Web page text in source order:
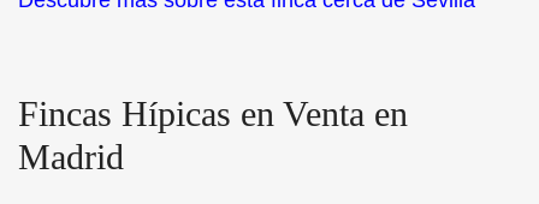
Fincas Hípicas en Venta en
Madrid